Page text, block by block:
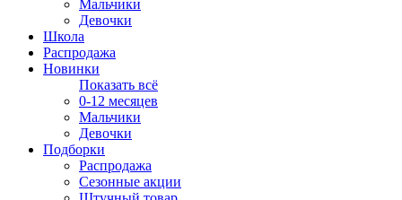
Мальчики
Девочки
Школа
Распродажа
Новинки
Показать всё
0-12 месяцев
Мальчики
Девочки
Подборки
Распродажа
Сезонные акции